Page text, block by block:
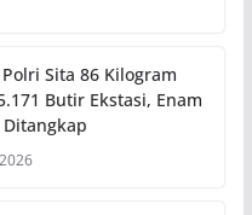
Sita 86 Kilogram
Butir Ekstasi, Enam